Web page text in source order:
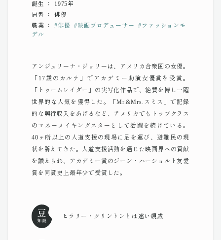
誕生 ： 1975年
肩書 ： 俳優
職業 ： #俳優 #映画プロデューサー # ファッションモ
デル
アンジェリーナ・ジョリーは、アメリカ合衆国の女優。
「17歳のカルテ」でアカデミー助演女優賞を受賞。
「トゥームレイダー」の実写化作品で、絶賛を博し一躍
世界的な人気を獲得した。「Mr.&Mrs.スミス」で記録
的な興行収入をあげるなど、アメリカでもトップクラス
のマネーメイキングスターとして活躍を続けている。
40ヶ所以上の人道支援の現場に足を運び、避難民の現
状を訴えてきた。人道支援活動を通じた映画界への貢献
を讃えられ、アカデミー賞のジーン・ハーショルト友愛
賞を同賞史上最年少で受賞した。
ヒラリー・クリントンとは遠い親戚